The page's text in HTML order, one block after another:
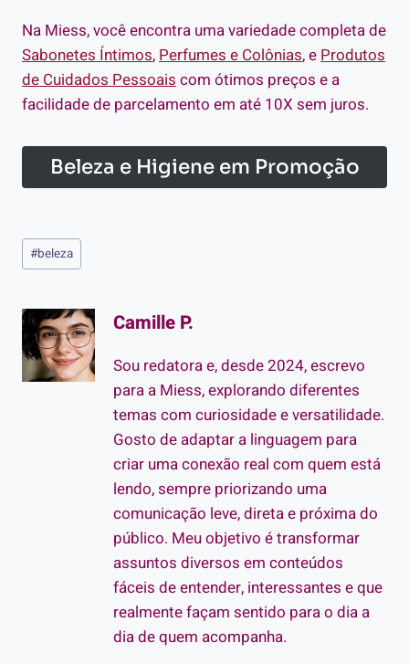
Na Miess, você encontra uma variedade completa de
Sabonetes Íntimos, Perfumes e Colônias, e Produtos
de Cuidados Pessoais com ótimos preços e a
facilidade de parcelamento em até 10X sem juros.
Beleza e Higiene em Promoção
Tags
do
#beleza
Camille P.
Sou redatora e, desde 2024, escrevo
para a Miess, explorando diferentes
temas com curiosidade e versatilidade.
Gosto de adaptar a linguagem para
criar uma conexão real com quem está
lendo, sempre priorizando uma
comunicação leve, direta e próxima do
público. Meu objetivo é transformar
assuntos diversos em conteúdos
fáceis de entender, interessantes e que
realmente façam sentido para o dia a
dia de quem acompanha.